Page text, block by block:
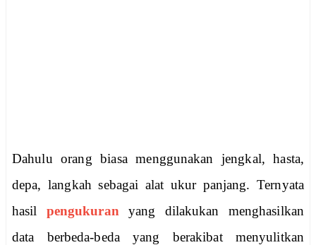
Dahulu orang biasa menggunakan jengkal, hasta,
depa, langkah sebagai alat ukur panjang. Ternyata
hasil pengukuran yang dilakukan menghasilkan
data berbeda-beda yang berakibat menyulitkan